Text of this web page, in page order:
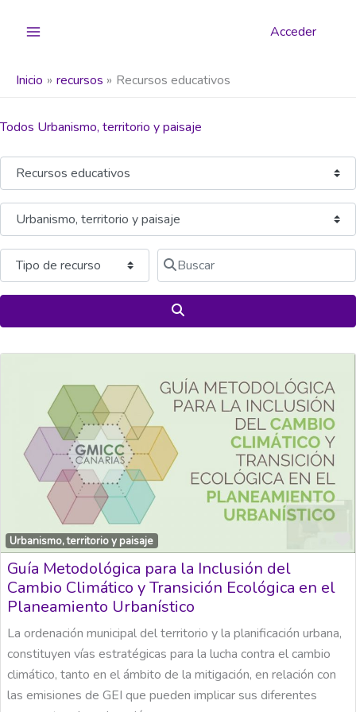
Acceder
Inicio recursos Recursos educativos
Todos Urbanismo, territorio y paisaje
Seleccionar el formulario de búsqueda
Categoría
Buscar
Urbanismo, territorio y paisaje
Guía Metodológica para la Inclusión del
Cambio Climático y Transición Ecológica en el
Planeamiento Urbanístico
La ordenación municipal del territorio y la planificación urbana,
constituyen vías estratégicas para la lucha contra el cambio
climático, tanto en el ámbito de la mitigación, en relación con
las emisiones de GEI que pueden implicar sus diferentes